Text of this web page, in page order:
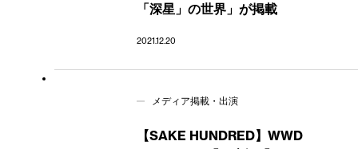
「深星」の世界」が掲載
2021.12.20
メディア掲載・出演
【SAKE HUNDRED】WWD